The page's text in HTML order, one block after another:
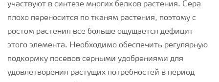
участвуют в синтезе многих белков растения. Сера
плохо переносится по тканям растения, поэтому с
ростом растения все больше ощущается дефицит
этого элемента. Необходимо обеспечить регулярную
подкормку посевов серными удобрениями для
удовлетворения растущих потребностей в период